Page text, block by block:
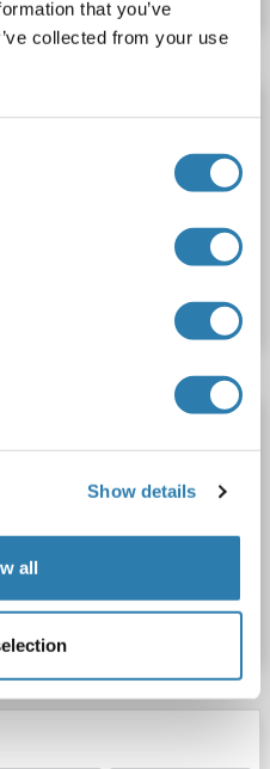
that you’ve
collected from your use
Show details
all
Sandwich ELISA
Lysate, Tissue Homogenate
Tissue Homogenate
Détails